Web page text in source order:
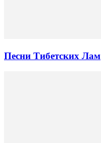
Песни Тибетских Лам